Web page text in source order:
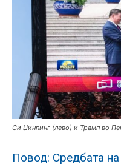
Си Џинпинг (лево) и Трамп во
Повод: Средбата